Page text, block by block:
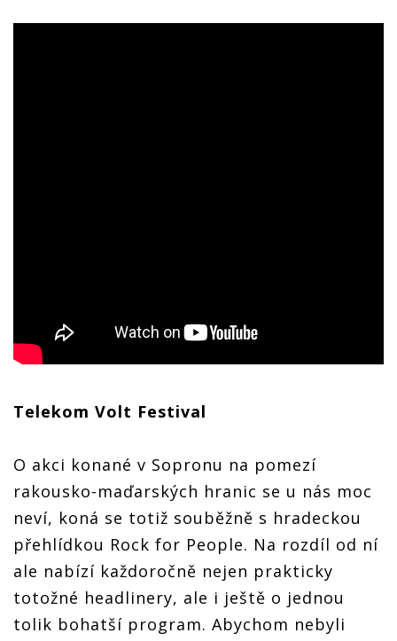
Telekom Volt Festival
O akci konané v Sopronu na pomezí
rakousko-maďarských hranic se u nás moc
neví, koná se totiž souběžně s hradeckou
přehlídkou Rock for People. Na rozdíl od ní
ale nabízí každoročně nejen prakticky
totožné headlinery, ale i ještě o jednou
tolik bohatší program. Abychom nebyli